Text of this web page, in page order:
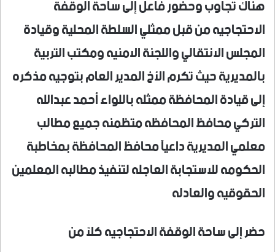
هناك تجاوب وحضور فاعل إلى ساحة الوقفة
الاحتجاجيه من قبل ممثلي السلطة المحلية وقيادة
المجلس الانتقالي واللجنة الامنيه ومكتب التربية
بالمديرية حيث تكرم الأخ المدير العام بتوجيه مذكره
إلى قيادة المحافظة ممثله باللواء أحمد عبدالله
التركي محافظ المحافظه متظمنه جميع مطالب
معلمي المديرية داعيآ محافظ المحافظة بمخاطبة
الحكومه للاستجابة العاجله لتنفيذ مطالبه المعلمين
الحقوقيه والعادله
حضر إلى ساحة الوقفة الاحتجاجيه كلآ من